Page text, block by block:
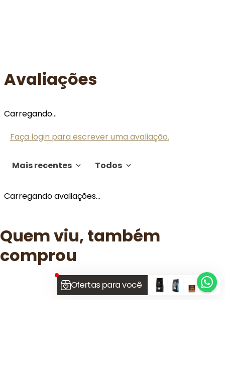
Avaliações
Carregando…
Faça login para escrever uma avaliação.
Mais recentes Todos
Carregando avaliações…